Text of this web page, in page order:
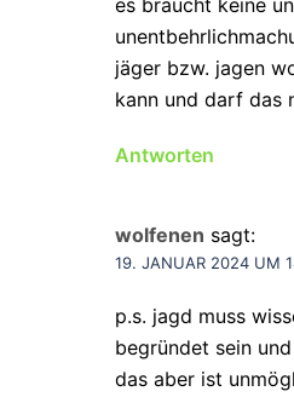
es braucht keine
jäger bzw. jagen
kann und darf das
Antworten
wolfenen sagt:
19. JANUAR 2024 UM
p.s. jagd muss
begründet sein
das aber ist